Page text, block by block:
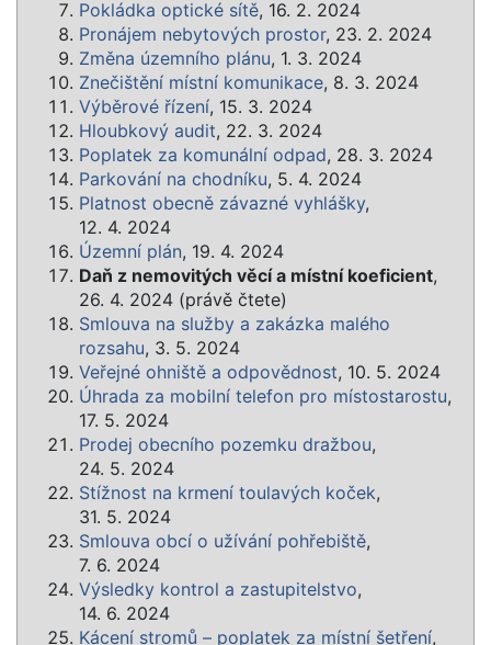
Pokládka optické sítě, 16. 2. 2024
Pronájem nebytových prostor, 23. 2. 2024
Změna územního plánu, 1. 3. 2024
Znečištění místní komunikace, 8. 3. 2024
Výběrové řízení, 15. 3. 2024
Hloubkový audit, 22. 3. 2024
Poplatek za komunální odpad, 28. 3. 2024
Parkování na chodníku, 5. 4. 2024
Platnost obecně závazné vyhlášky,
12. 4. 2024
Územní plán, 19. 4. 2024
Daň z nemovitých věcí a místní koeficient,
26. 4. 2024 (právě čtete)
Smlouva na služby a zakázka malého
rozsahu, 3. 5. 2024
Veřejné ohniště a odpovědnost, 10. 5. 2024
Úhrada za mobilní telefon pro místostarostu,
17. 5. 2024
Prodej obecního pozemku dražbou,
24. 5. 2024
Stížnost na krmení toulavých koček,
31. 5. 2024
Smlouva obcí o užívání pohřebiště,
7. 6. 2024
Výsledky kontrol a zastupitelstvo,
14. 6. 2024
Kácení stromů – poplatek za místní šetření,